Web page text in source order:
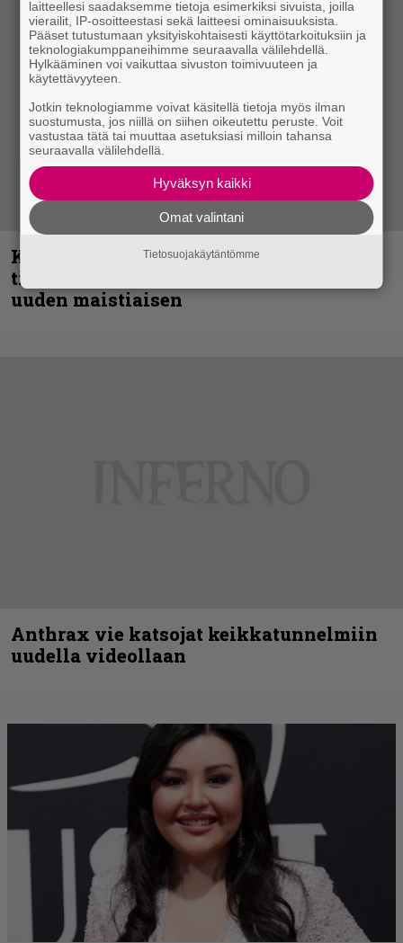
Kokoonpanonsa uudistanut Sleep
tiedottaa uudesta levystä, julkaisi myös
uuden maistiaisen
Anthrax vie katsojat keikkatunnelmiin
uudella videollaan
laitteellesi saadaksemme tietoja esimerkiksi sivuista, joilla
vierailit, IP-osoitteestasi sekä laitteesi ominaisuuksista.
Pääset tutustumaan yksityiskohtaisesti käyttötarkoituksiin ja
teknologiakumppaneihimme seuraavalla välilehdellä.
Hylkääminen voi vaikuttaa sivuston toimivuuteen ja
käytettävyyteen.
Jotkin teknologiamme voivat käsitellä tietoja myös ilman
suostumusta, jos niillä on siihen oikeutettu peruste. Voit
vastustaa tätä tai muuttaa asetuksiasi milloin tahansa
seuraavalla välilehdellä.
Hyväksyn kaikki
Omat valintani
Tietosuojakäytäntömme